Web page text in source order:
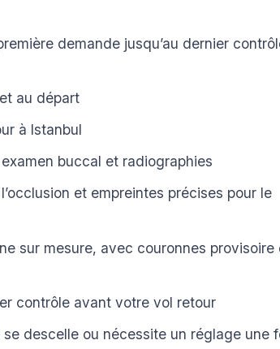
demande jusqu’au dernier
au départ
à Istanbul
buccal et radiographies
et empreintes précises pour le
sur mesure, avec couronnes provisoire
contrôle avant votre vol retour
descelle ou nécessite un réglage une